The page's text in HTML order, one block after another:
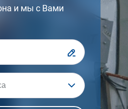
и мы с Вами